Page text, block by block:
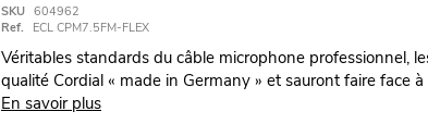
SKU 604962
Ref.
ECL CPM7.5FM-FLEX
Véritables standards du câble microphone professionnel,
qualité Cordial « made in Germany » et sauront faire face
En savoir plus